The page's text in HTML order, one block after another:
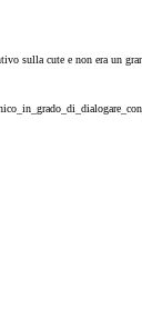
sulla cute e non era un